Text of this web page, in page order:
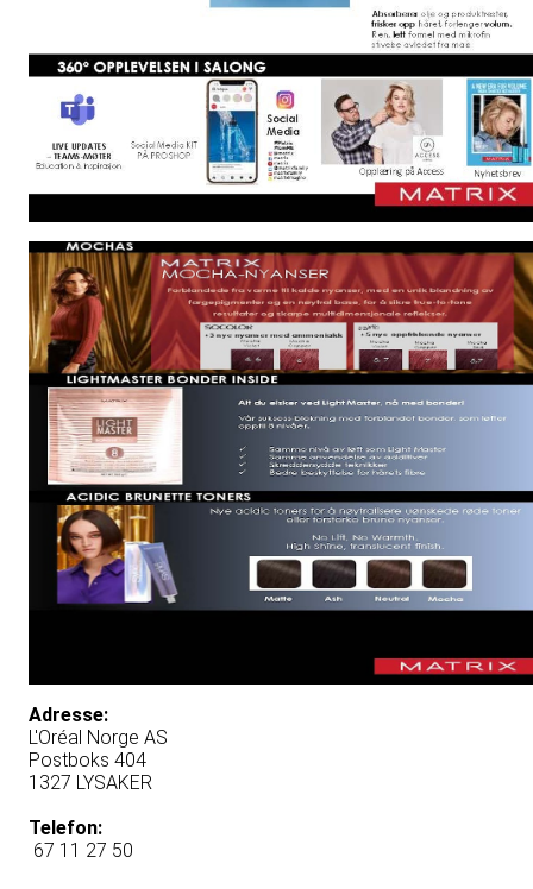
Adresse:
L'Oréal Norge AS
Postboks 404
1327 LYSAKER
Telefon:
67 11 27 50